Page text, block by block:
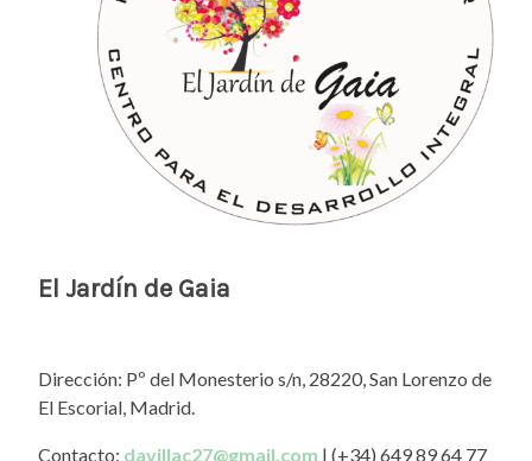
El Jardín de Gaia
Dirección: Pº del Monesterio s/n, 28220, San Lorenzo de
El Escorial, Madrid.
Contacto: davillac27@gmail.com | (+34) 649 89 64 77